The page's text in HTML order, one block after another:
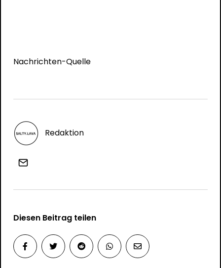
Nachrichten-Quelle
Redaktion
Diesen Beitrag teilen